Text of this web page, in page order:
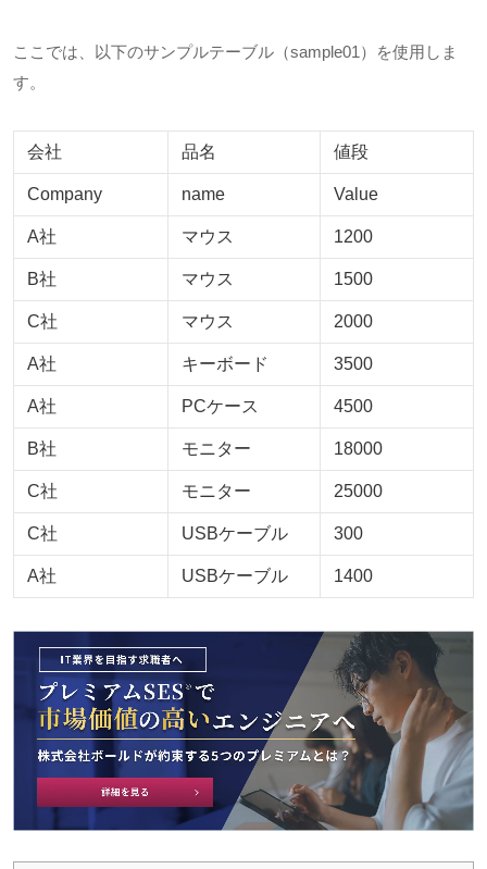
ここでは、以下のサンプルテーブル（sample01 ）を使用しま
す。
会社 品名 値段
Company name Value
A社 マウス 1200
B社 マウス 1500
C社 マウス 2000
A社 キーボード 3500
A社 PCケース 4500
B社 モニター 18000
C社 モニター 25000
C社 USBケーブル 300
A社 USBケーブル 1400